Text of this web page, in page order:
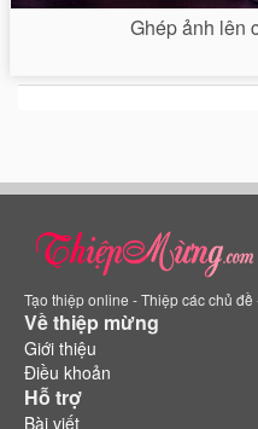
Ghép ảnh lên
Tạo thiệp online - Thiệp các chủ
Về thiệp mừng
Giới thiệu
Điều khoản
Hỗ trợ
Bài viết